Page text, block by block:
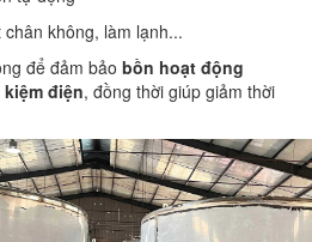
không, làm lạnh...
để đảm bảo bồn hoạt động
điện, đồng thời giúp giảm thời